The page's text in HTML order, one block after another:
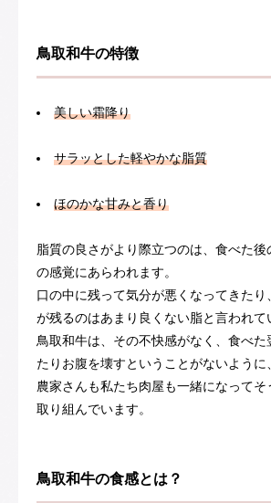
鳥取和牛の特徴
美しい霜降り
サラッとした軽やかな脂質
ほのかな甘みと香り
脂質の良さがより際立つのは、食べた後
の感覚にあらわれます。
口の中に残って気分が悪くなってきた
が残るのはあまり良くない脂と言われて
鳥取和牛は、その不快感がなく、食べた
たりお腹を壊すということがないように
農家さんも私たち肉屋も一緒になってそ
取り組んでいます。
鳥取和牛の食感とは？